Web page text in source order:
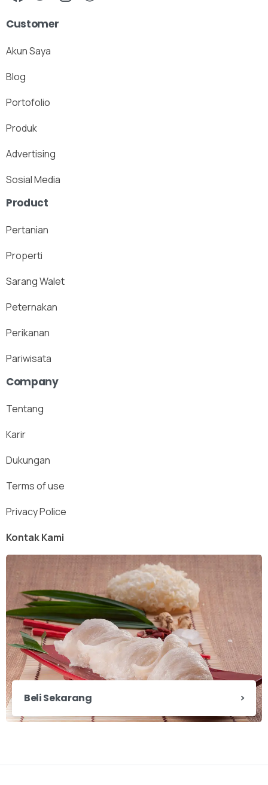
Customer
Akun Saya
Blog
Portofolio
Produk
Advertising
Sosial Media
Product
Pertanian
Properti
Sarang Walet
Peternakan
Perikanan
Pariwisata
Company
Tentang
Karir
Dukungan
Terms of use
Privacy Police
Kontak Kami
Beli Sekarang